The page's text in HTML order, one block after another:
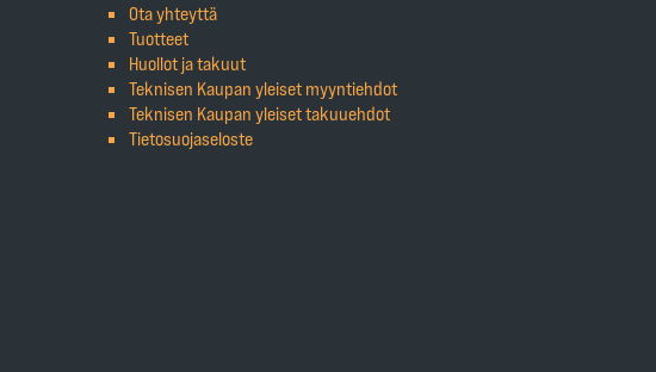
Ota yhteyttä
Tuotteet
Huollot ja takuut
Teknisen Kaupan yleiset myyntiehdot
Teknisen Kaupan yleiset takuuehdot
Tietosuojaseloste